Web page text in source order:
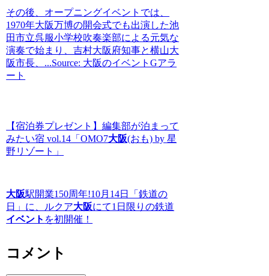
その後、オープニングイベントでは、
1970年大阪万博の開会式でも出演した池
田市立呉服小学校吹奏楽部による元気な
演奏で始まり、吉村大阪府知事と横山大
阪市長、...Source: 大阪のイベントGアラ
ート
【宿泊券プレゼント】編集部が泊まって
みたい宿 vol.14「OMO7大阪(おも) by 星
野リゾート」
大阪駅開業150周年!10月14日「鉄道の
日」に、ルクア大阪にて1日限りの鉄道
イベント を初開催！
コメント